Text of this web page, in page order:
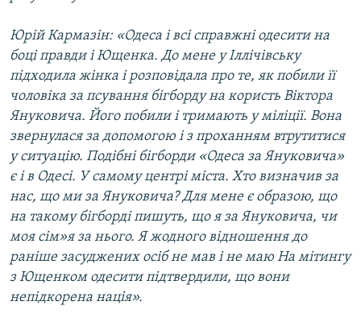
Юрій Кармазін: «Одеса і всі справжні одесити на
боці правди і Ющенка. До мене у Іллічівську
підходила жінка і розповідала про те, як побили її
чоловіка за псування бігборду на користь Віктора
Януковича. Його побили і тримають у міліції. Вона
звернулася за допомогою і з проханням втрутитися
у ситуацію. Подібні бігборди «Одеса за Януковича»
є і в Одесі. У самому центрі міста. Хто визначив за
нас, що ми за Януковича? Для мене є образою, що
на такому бігборді пишуть, що я за Януковича, чи
моя сім»я за нього. Я жодного відношення до
раніше засуджених осіб не мав і не маю На мітингу
з Ющенком одесити підтвердили, що вони
непідкорена нація».